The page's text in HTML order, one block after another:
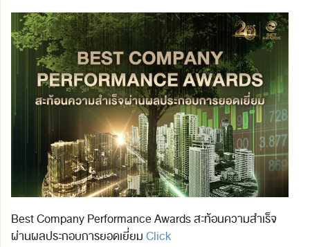
Best Company Performance Awards สะท้อนความสำเร็จ
ผ่านผลประกอบการยอดเยี่ยมClick